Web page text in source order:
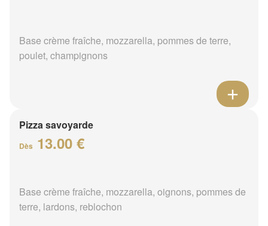
Base crème fraîche, mozzarella, pommes de terre,
poulet, champignons
Pizza savoyarde
Dès 13.00 €
Base crème fraîche, mozzarella, oignons, pommes de
terre, lardons, reblochon